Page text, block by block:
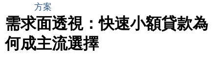
方案
需求面透視：快速小額貸款為
何成主流選擇